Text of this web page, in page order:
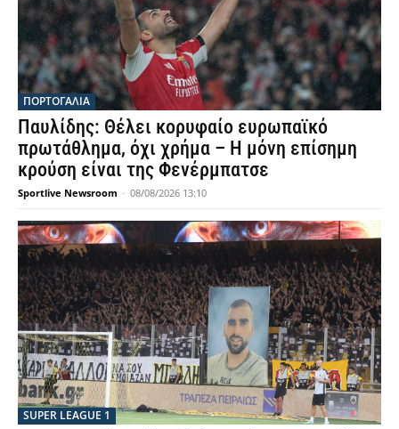
ΠΟΡΤΟΓΑΛΙΑ
Παυλίδης: Θέλει κορυφαίο ευρωπαϊκό
πρωτάθλημα, όχι χρήμα – Η μόνη επίσημη
κρούση είναι της Φενέρμπατσε
Sportlive Newsroom - 08/08/2026 13:10
SUPER LEAGUE 1